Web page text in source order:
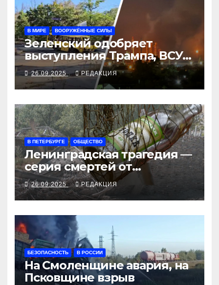
В МИРЕ ВООРУЖЁННЫЕ СИЛЫ
Зеленский одобряет
выступления Трампа, ВСУ
закрыли Добропольский
рубеж
26.09.2025 РЕДАКЦИЯ
В ПЕТЕРБУРГЕ ОБЩЕСТВО
Ленинградская трагедия —
серия смертей от
алкосуррогата
26.09.2025 РЕДАКЦИЯ
БЕЗОПАСНОСТЬ В РОССИИ
На Смоленщине авария, на
Псковщине взрыв